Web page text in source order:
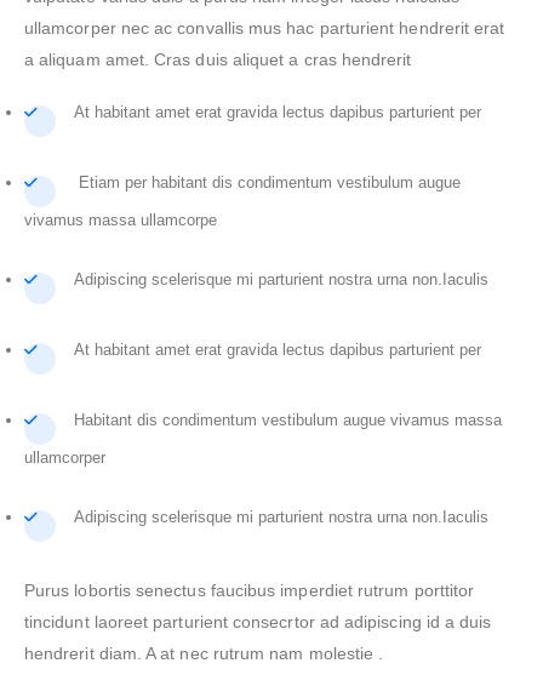
ullamcorper nec ac convallis mus hac parturient hendrerit erat
a aliquam amet. Cras duis aliquet a cras hendrerit
At habitant amet erat gravida lectus dapibus parturient per
Etiam per habitant dis condimentum vestibulum augue
vivamus massa ullamcorpe
Adipiscing scelerisque mi parturient nostra urna non.Iaculis
At habitant amet erat gravida lectus dapibus parturient per
Habitant dis condimentum vestibulum augue vivamus massa
ullamcorper
Adipiscing scelerisque mi parturient nostra urna non.Iaculis
Purus lobortis senectus faucibus imperdiet rutrum porttitor
tincidunt laoreet parturient consecrtor ad adipiscing id a duis
hendrerit diam. A at nec rutrum nam molestie .